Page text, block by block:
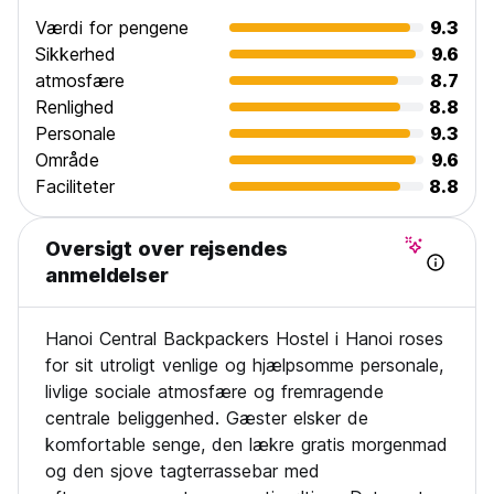
Værdi for pengene
9.3
Sikkerhed
9.6
atmosfære
8.7
Renlighed
8.8
Personale
9.3
Område
9.6
Faciliteter
8.8
Oversigt over rejsendes
anmeldelser
Hanoi Central Backpackers Hostel i Hanoi roses
for sit utroligt venlige og hjælpsomme personale,
livlige sociale atmosfære og fremragende
centrale beliggenhed. Gæster elsker de
komfortable senge, den lækre gratis morgenmad
og den sjove tagterrassebar med